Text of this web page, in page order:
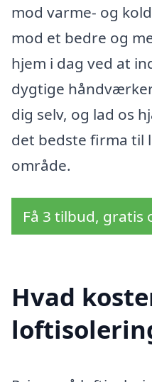
mod varme- og
mod et bedre og
hjem i dag ved at
dygtige
dig selv, og lad os
det bedste firma til
område.
Få 3 tilbud,
Hvad